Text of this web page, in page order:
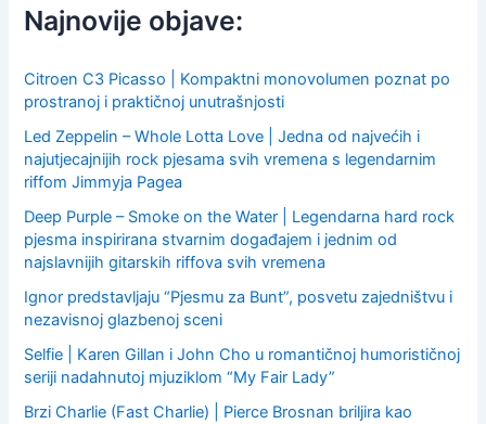
f
o
:
Najnovije objave:
Citroen C3 Picasso | Kompaktni monovolumen poznat po
prostranoj i praktičnoj unutrašnjosti
Led Zeppelin – Whole Lotta Love | Jedna od najvećih i
najutjecajnijih rock pjesama svih vremena s legendarnim
riffom Jimmyja Pagea
Deep Purple – Smoke on the Water | Legendarna hard rock
pjesma inspirirana stvarnim događajem i jednim od
najslavnijih gitarskih riffova svih vremena
Ignor predstavljaju “Pjesmu za Bunt”, posvetu zajedništvu i
nezavisnoj glazbenoj sceni
Selfie | Karen Gillan i John Cho u romantičnoj humorističnoj
seriji nadahnutoj mjuziklom “My Fair Lady”
Brzi Charlie (Fast Charlie) | Pierce Brosnan briljira kao